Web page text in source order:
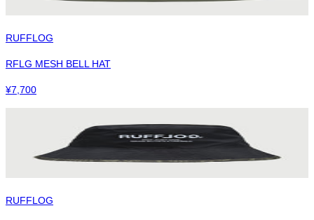
RUFFLOG
RFLG MESH BELL HAT
¥7,700
RUFFLOG